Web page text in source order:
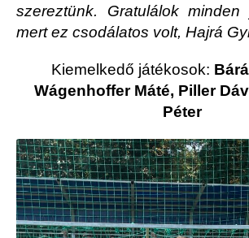
szereztünk. Gratulálok minden
mert ez csodálatos volt, Hajrá
Kiemelkedő játékosok:
Wágenhoffer Máté, Piller
Péter